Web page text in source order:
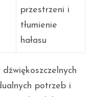
przestrzeni i
tłumienie
hałasu
potrzeb i